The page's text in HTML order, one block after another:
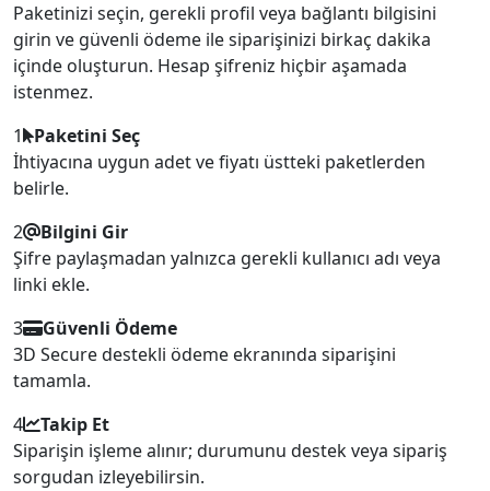
Paketinizi seçin, gerekli profil veya bağlantı bilgisini
girin ve güvenli ödeme ile siparişinizi birkaç dakika
içinde oluşturun. Hesap şifreniz hiçbir aşamada
istenmez.
1
Paketini Seç
İhtiyacına uygun adet ve fiyatı üstteki paketlerden
belirle.
2
Bilgini Gir
Şifre paylaşmadan yalnızca gerekli kullanıcı adı veya
linki ekle.
3
Güvenli Ödeme
3D Secure destekli ödeme ekranında siparişini
tamamla.
4
Takip Et
Siparişin işleme alınır; durumunu destek veya sipariş
sorgudan izleyebilirsin.